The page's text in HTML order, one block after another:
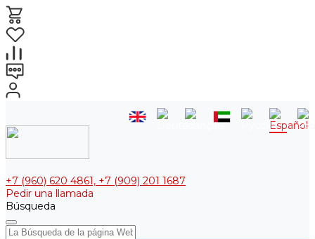
+7 (960) 620 4861, +7 (909) 201 1687
Pedir una llamada
Búsqueda